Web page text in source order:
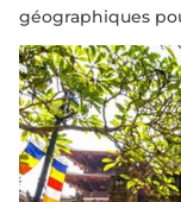
géographiques
fascinant. Du
sud, en passant
comme Hanoi et
impressionnante
par l’influence
guerre, il allie